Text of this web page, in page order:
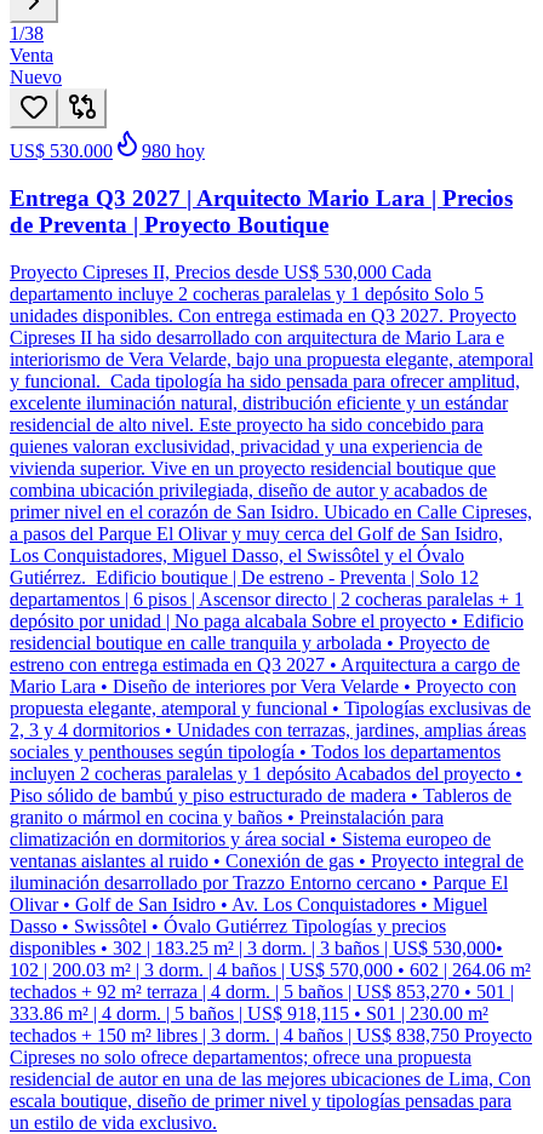
1/38
Venta
Nuevo
US$ 530.000 980 hoy
Entrega Q3 2027 | Arquitecto Mario Lara | Precios
de Preventa | Proyecto Boutique
Proyecto Cipreses II, Precios desde US$ 530,000 Cada
departamento incluye 2 cocheras paralelas y 1 depósito Solo 5
unidades disponibles. Con entrega estimada en Q3 2027. Proyecto
Cipreses II ha sido desarrollado con arquitectura de Mario Lara e
interiorismo de Vera Velarde, bajo una propuesta elegante, atemporal
y funcional. Cada tipología ha sido pensada para ofrecer amplitud,
excelente iluminación natural, distribución eficiente y un estándar
residencial de alto nivel. Este proyecto ha sido concebido para
quienes valoran exclusividad, privacidad y una experiencia de
vivienda superior. Vive en un proyecto residencial boutique que
combina ubicación privilegiada, diseño de autor y acabados de
primer nivel en el corazón de San Isidro. Ubicado en Calle Cipreses,
a pasos del Parque El Olivar y muy cerca del Golf de San Isidro,
Los Conquistadores, Miguel Dasso, el Swissôtel y el Óvalo
Gutiérrez. Edificio boutique | De estreno - Preventa | Solo 12
departamentos | 6 pisos | Ascensor directo | 2 cocheras paralelas + 1
depósito por unidad | No paga alcabala Sobre el proyecto • Edificio
residencial boutique en calle tranquila y arbolada • Proyecto de
estreno con entrega estimada en Q3 2027 • Arquitectura a cargo de
Mario Lara • Diseño de interiores por Vera Velarde • Proyecto con
propuesta elegante, atemporal y funcional • Tipologías exclusivas de
2, 3 y 4 dormitorios • Unidades con terrazas, jardines, amplias áreas
sociales y penthouses según tipología • Todos los departamentos
incluyen 2 cocheras paralelas y 1 depósito Acabados del proyecto •
Piso sólido de bambú y piso estructurado de madera • Tableros de
granito o mármol en cocina y baños • Preinstalación para
climatización en dormitorios y área social • Sistema europeo de
ventanas aislantes al ruido • Conexión de gas • Proyecto integral de
iluminación desarrollado por Trazzo Entorno cercano • Parque El
Olivar • Golf de San Isidro • Av. Los Conquistadores • Miguel
Dasso • Swissôtel • Óvalo Gutiérrez Tipologías y precios
disponibles • 302 | 183.25 m² | 3 dorm. | 3 baños | US$ 530,000•
102 | 200.03 m² | 3 dorm. | 4 baños | US$ 570,000 • 602 | 264.06 m²
techados + 92 m² terraza | 4 dorm. | 5 baños | US$ 853,270 • 501 |
333.86 m² | 4 dorm. | 5 baños | US$ 918,115 • S01 | 230.00 m²
techados + 150 m² libres | 3 dorm. | 4 baños | US$ 838,750 Proyecto
Cipreses no solo ofrece departamentos; ofrece una propuesta
residencial de autor en una de las mejores ubicaciones de Lima, Con
escala boutique, diseño de primer nivel y tipologías pensadas para
un estilo de vida exclusivo.